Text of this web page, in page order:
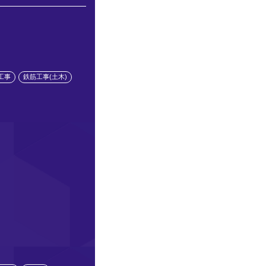
事 鉄筋工事(土木)